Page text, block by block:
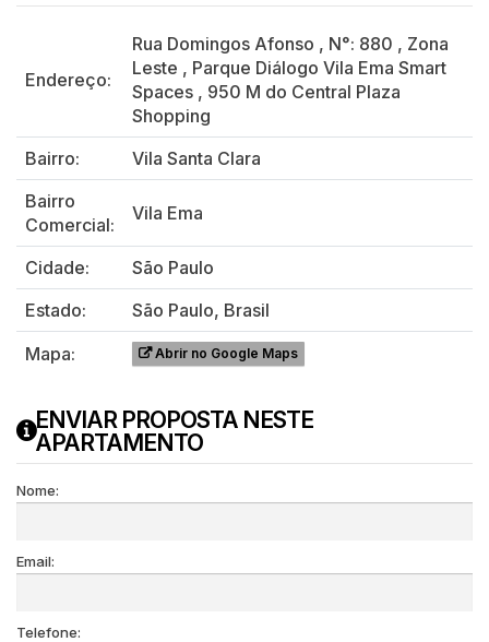
Endereço:
Rua Domingos Afonso , N°: 880 , Zona
Leste , Parque Diálogo Vila Ema Smart
Spaces , 950 M do Central Plaza
Shopping
Bairro:
Vila Santa Clara
Bairro
Comercial:
Vila Ema
Cidade:
São Paulo
Estado:
São Paulo, Brasil
Mapa:
Abrir no Google Maps
ENVIAR PROPOSTA NESTE
APARTAMENTO
Nome:
Email:
Telefone: